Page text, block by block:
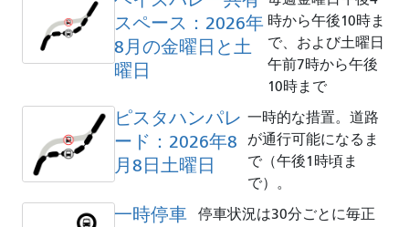
か
スペース：2026年
8月の金曜日と土
曜日
時から午後10時ま
で、および土曜日
午前7時から午後
10時まで
ピスタハンパレ
ード：2026年8
月8日土曜日
一時的な措置。道路
が通行可能になるま
で（午後1時頃ま
で）。
一時停車
停車状況は30分ごとに毎正